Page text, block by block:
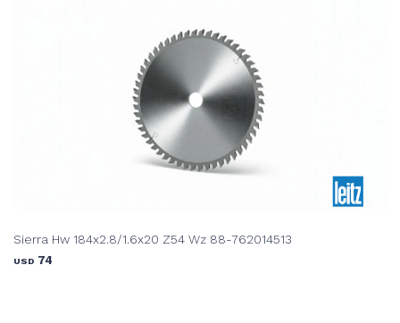
Sierra Hw 184x2.8/1.6x20 Z54 Wz 88-762014513
USD 74